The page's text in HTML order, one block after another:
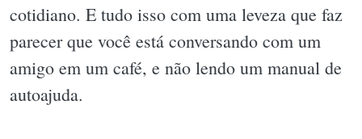
cotidiano. E tudo isso com uma leveza que faz
parecer que você está conversando com um
amigo em um café, e não lendo um manual de
autoajuda.